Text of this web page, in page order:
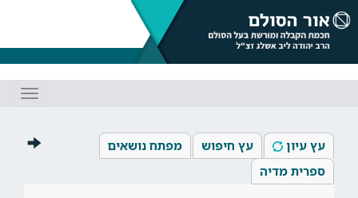
עץ עיון עץ חיפוש
מפתח נושאים
ספרית מדיה